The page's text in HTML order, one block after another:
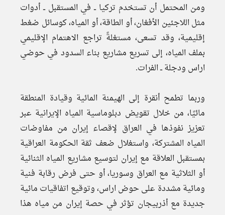
ومن المحتمل أن تستخدم تركيا ــ في المستقبل ــ أدوات
مثل اللاجئين الأفغان، أو الطاقة، أو المياه، كوسائل ضغط
إقليمية، وقد تسعى، مستغلةً تراجع الاهتمام الإقليمي
بملف المياه، إلى تسريع مشاريع بناء السدود في حوضي
اراس ودجلة ــ الفرات.
وربما تطمح أنقرة إلى الهيمنة المائية وقيادة المنطقة
مائيًا، من خلال تقويض دبلوماسية المياه الإيرانية عبر
تعزيز نفوذها في العراق لإقصاء إيران من مفاوضات
المياه المشتركة، واستغلال ضعف ثقة الحكومة العراقية
بمستقبل العلاقة مع إيران لتوسيع مشاريع المياه الثنائية
أو الثلاثية مع العراق وسوريا، أو حتى فرض رقابة فنية
ومائية مشددة على حوض اراس، وتوقيع اتفاقيات مائية
جديدة مع أذربيجان تؤثر في حصة إيران من مياه هذا